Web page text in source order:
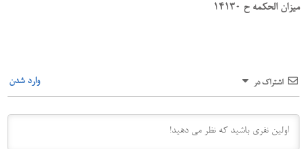
میزان الحکمه ح 14130
اشتراک در وارد شدن